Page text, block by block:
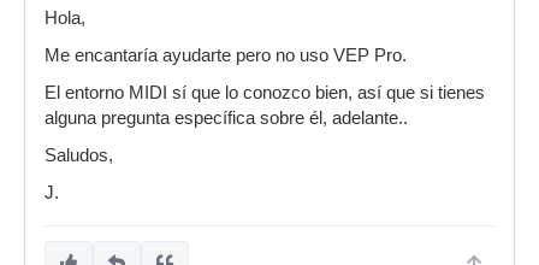
Hola,
Me encantaría ayudarte pero no uso VEP Pro.
El entorno MIDI sí que lo conozco bien, así que si tienes
alguna pregunta específica sobre él, adelante..
Saludos,
J.